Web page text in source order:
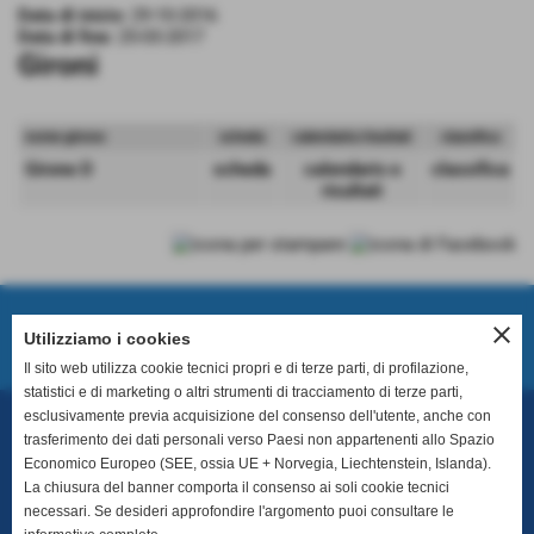
Data di inizio:
Data di fine:
Gironi
Girone D scheda
calendario e
risultati
classifica
Prossimo Incontro
ASD Ginosa
Matricola LND 21400
Via per Montescaglioso, snc - 74013 - Ginosa (TA)
close
Utilizziamo i cookies
Il sito web utilizza cookie tecnici propri e di terze parti, di profilazione,
statistici e di marketing o altri strumenti di tracciamento di terze parti,
esclusivamente previa acquisizione del consenso dell'utente, anche con
trasferimento dei dati personali verso Paesi non appartenenti allo Spazio
Economico Europeo (SEE, ossia UE + Norvegia, Liechtenstein, Islanda).
La chiusura del banner comporta il consenso ai soli cookie tecnici
necessari. Se desideri approfondire l'argomento puoi consultare le